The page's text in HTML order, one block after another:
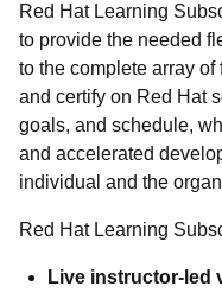
Red Hat Learning
to provide the needed
to the complete array
and certify on Red Hat
goals, and schedule,
and accelerated
individual and the
Red Hat Learning
Live instructor-led